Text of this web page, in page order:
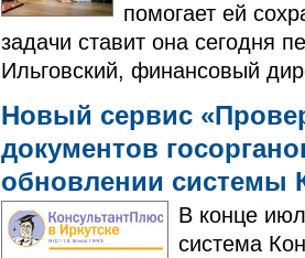
помогает ей
задачи ставит она сегодня
Ильговский, финансовый
Новый сервис
документов
обновлении системы
В конце
система